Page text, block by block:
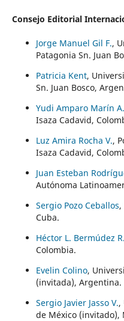
Consejo Editorial
Jorge Manuel Gil F.,
Patagonia Sn. Juan
Patricia Kent,
Sn. Juan Bosco,
Yudi Amparo Marín A.
Isaza Cadavid,
Luz Amira Rocha V.,
Isaza Cadavid,
Juan Esteban
Autónoma
Sergio Pozo Ceballos
Cuba.
Héctor L. Bermúdez R.
Colombia.
Evelin Colino,
(invitada), Argentina.
Sergio Javier Jasso V.,
de México (invitado),